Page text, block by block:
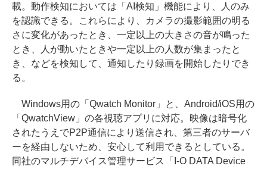
載。動作検知においては「AI検知」機能により、人のみ
を認識できる。これらにより、カメラの撮影範囲の明る
さに変化があったとき、一定以上の大きさの音が鳴った
とき、人が動いたときや一定以上の人数が集まったと
き、などを検知して、通知したり録画を開始したりでき
る。
Windows用の「Qwatch Monitor」と、Android/iOS用の
「QwatchView」の各視聴アプリに対応。映像は暗号化
されたうえでP2P通信により送信され、第三者のサーバ
ーを経由しないため、安心して利用できるとしている。
同社のマルチデバイス管理サービス「I-O DATA Device